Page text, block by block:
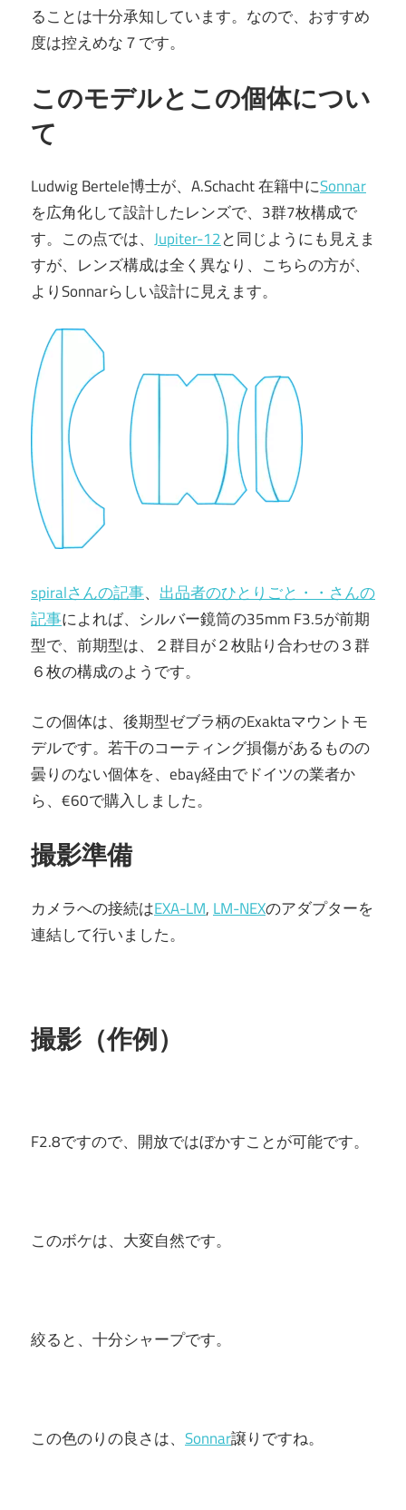
ることは十分承知しています。なので、おすすめ
度は控えめな７です。
このモデルとこの個体につい
て
Ludwig Bertele博士が、A.Schacht 在籍中にSonnar
を広角化して設計したレンズで、3群7枚構成で
す。この点では、 Jupiter-12と同じようにも見えま
すが、レンズ構成は全く異なり、こちらの方が、
よりSonnarらしい設計に見えます。
spiralさんの記事、 出品者のひとりごと・・さんの
記事によれば、シルバー鏡筒の35mm F3.5が前期
型で、前期型は、２群目が２枚貼り合わせの３群
６枚の構成のようです。
この個体は、後期型ゼブラ柄のExaktaマウントモ
デルです。若干のコーティング損傷があるものの
曇りのない個体を、ebay経由でドイツの業者か
ら、€60で購入しました。
撮影準備
カメラへの接続はEXA-LM, LM-NEXのアダプターを
連結して行いました。
撮影（作例）
F2.8ですので、開放ではぼかすことが可能です。
このボケは、大変自然です。
絞ると、十分シャープです。
この色のりの良さは、 Sonnar譲りですね。